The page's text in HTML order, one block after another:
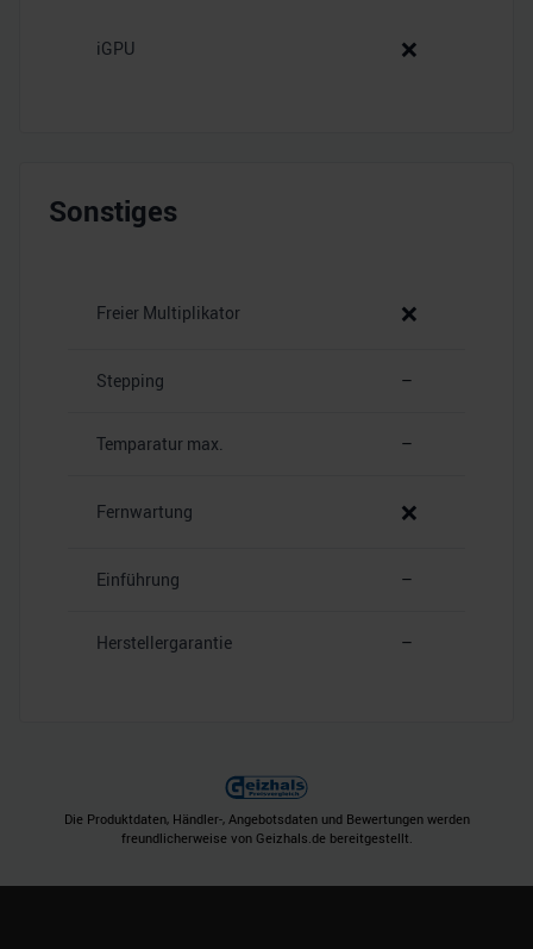
iGPU ❌
Sonstiges
Freier Multiplikator ❌
Stepping –
Temparatur max. –
Fernwartung ❌
Einführung –
Herstellergarantie –
Die Produktdaten, Händler-, Angebotsdaten und Bewertungen werden
freundlicherweise von Geizhals.de bereitgestellt.